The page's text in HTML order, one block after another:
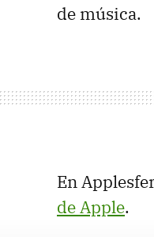
de música.
En
de Apple.